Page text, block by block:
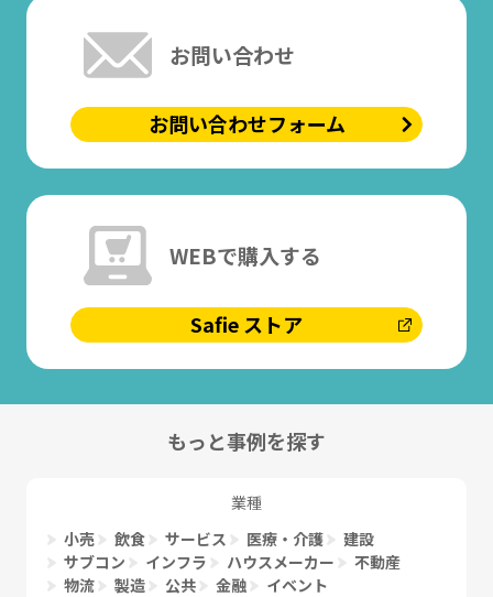
お問い合わせ
お問い合わせフォーム
WEBで購入する
Safie ストア
もっと事例を探す
業種
小売
飲食 サービス 医療・介護
建設
サブコン
インフラ ハウスメーカー
不動産
物流
製造 公共 金融 イベント